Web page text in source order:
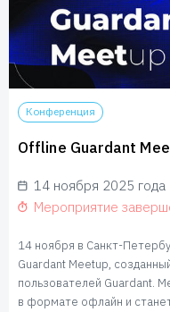
Конференция
Offline Guardant
14 ноября 2025 года
Мероприятие
14 ноября в Санкт-
Guardant Meetup,
пользователей Guardant.
в формате офлайн и